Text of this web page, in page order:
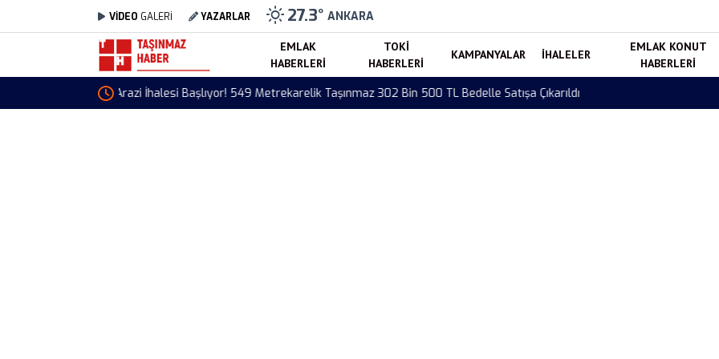
VİDEO GALERİ YAZARLAR 27.3° ANKARA
EMLAK
HABERLERI
TOKI
HABERLERI
KAMPANYALAR İHALELER
EMLAK KONUT
HABERLERI
Vakıf GYO Arsa Alımı İçin 660 Milyon TL Ödedi! Konak’taki 5 Bin 496 Metrekarelik Taşınmaz Portföye Katıldı